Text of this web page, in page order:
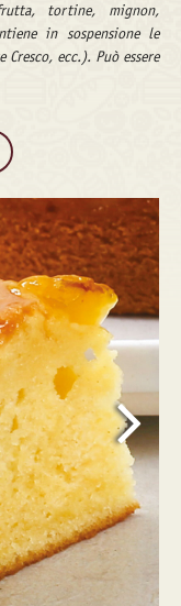
tortine, mignon,
in sospensione le
ecc.). Può essere